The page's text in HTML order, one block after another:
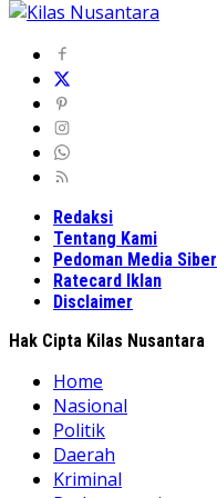
Redaksi
Tentang Kami
Pedoman Media Siber
Ratecard Iklan
Disclaimer
Hak Cipta Kilas Nusantara
Home
Nasional
Politik
Daerah
Kriminal